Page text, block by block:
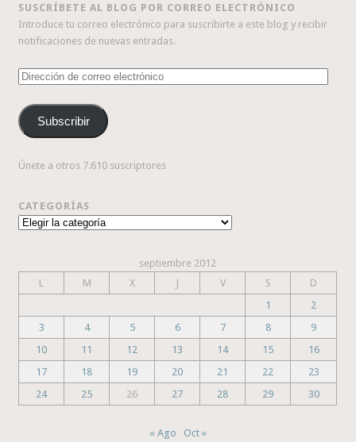
SUSCRÍBETE AL BLOG POR CORREO ELECTRÓNICO
Introduce tu correo electrónico para suscribirte a este blog y recibir
notificaciones de nuevas entradas.
Dirección
correo
electrónico
Subscribir
Únete a otros 7.610 suscriptores
CATEGORÍAS
Categorías
septiembre 2012
L
M X J V S
D
1
2
3
4 5 6 7 8
9
10
11 12 13 14 15
16
17
18 19 20 21 22
23
24
25 26 27 28 29 30
« Ago Oct »